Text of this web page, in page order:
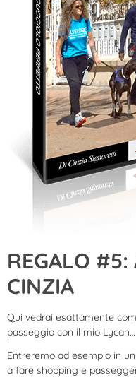
REGALO #5:
CINZIA
Qui vedrai esattamente
passeggio con il mio Lycan…
Entreremo ad esempio in
a fare shopping e